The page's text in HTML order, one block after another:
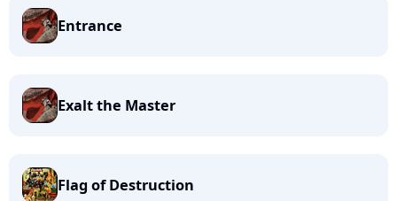
Entrance
Exalt the Master
Flag of Destruction